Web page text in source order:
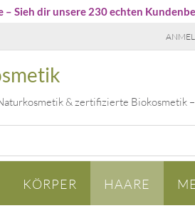
– Sieh dir unsere 230 echten
& zertifizierte Biokosmetik
KÖRPER HAARE